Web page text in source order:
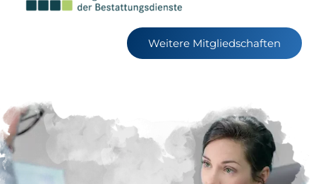
Weitere Mitgliedschaften